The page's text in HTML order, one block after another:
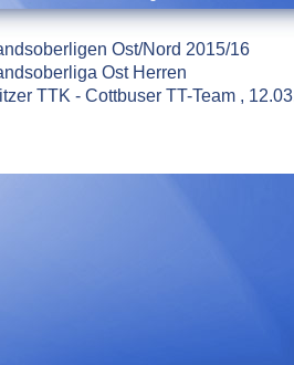
Ost/Nord 2015/16
Ost Herren
TTK - Cottbuser TT-Team ,